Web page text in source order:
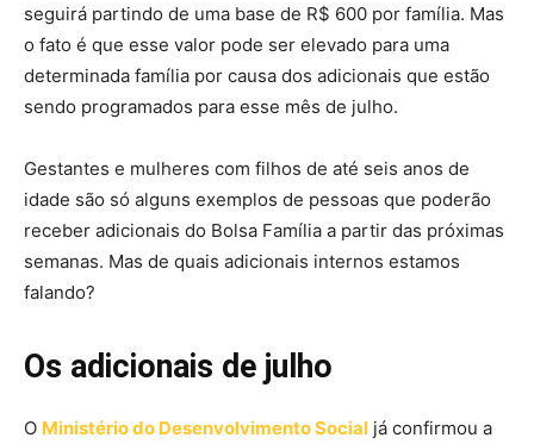
seguirá partindo de uma base de R$ 600 por família. Mas
o fato é que esse valor pode ser elevado para uma
determinada família por causa dos adicionais que estão
sendo programados para esse mês de julho.
Gestantes e mulheres com filhos de até seis anos de
idade são só alguns exemplos de pessoas que poderão
receber adicionais do Bolsa Família a partir das próximas
semanas. Mas de quais adicionais internos estamos
falando?
Os adicionais de julho
O Ministério do Desenvolvimento Social já confirmou a